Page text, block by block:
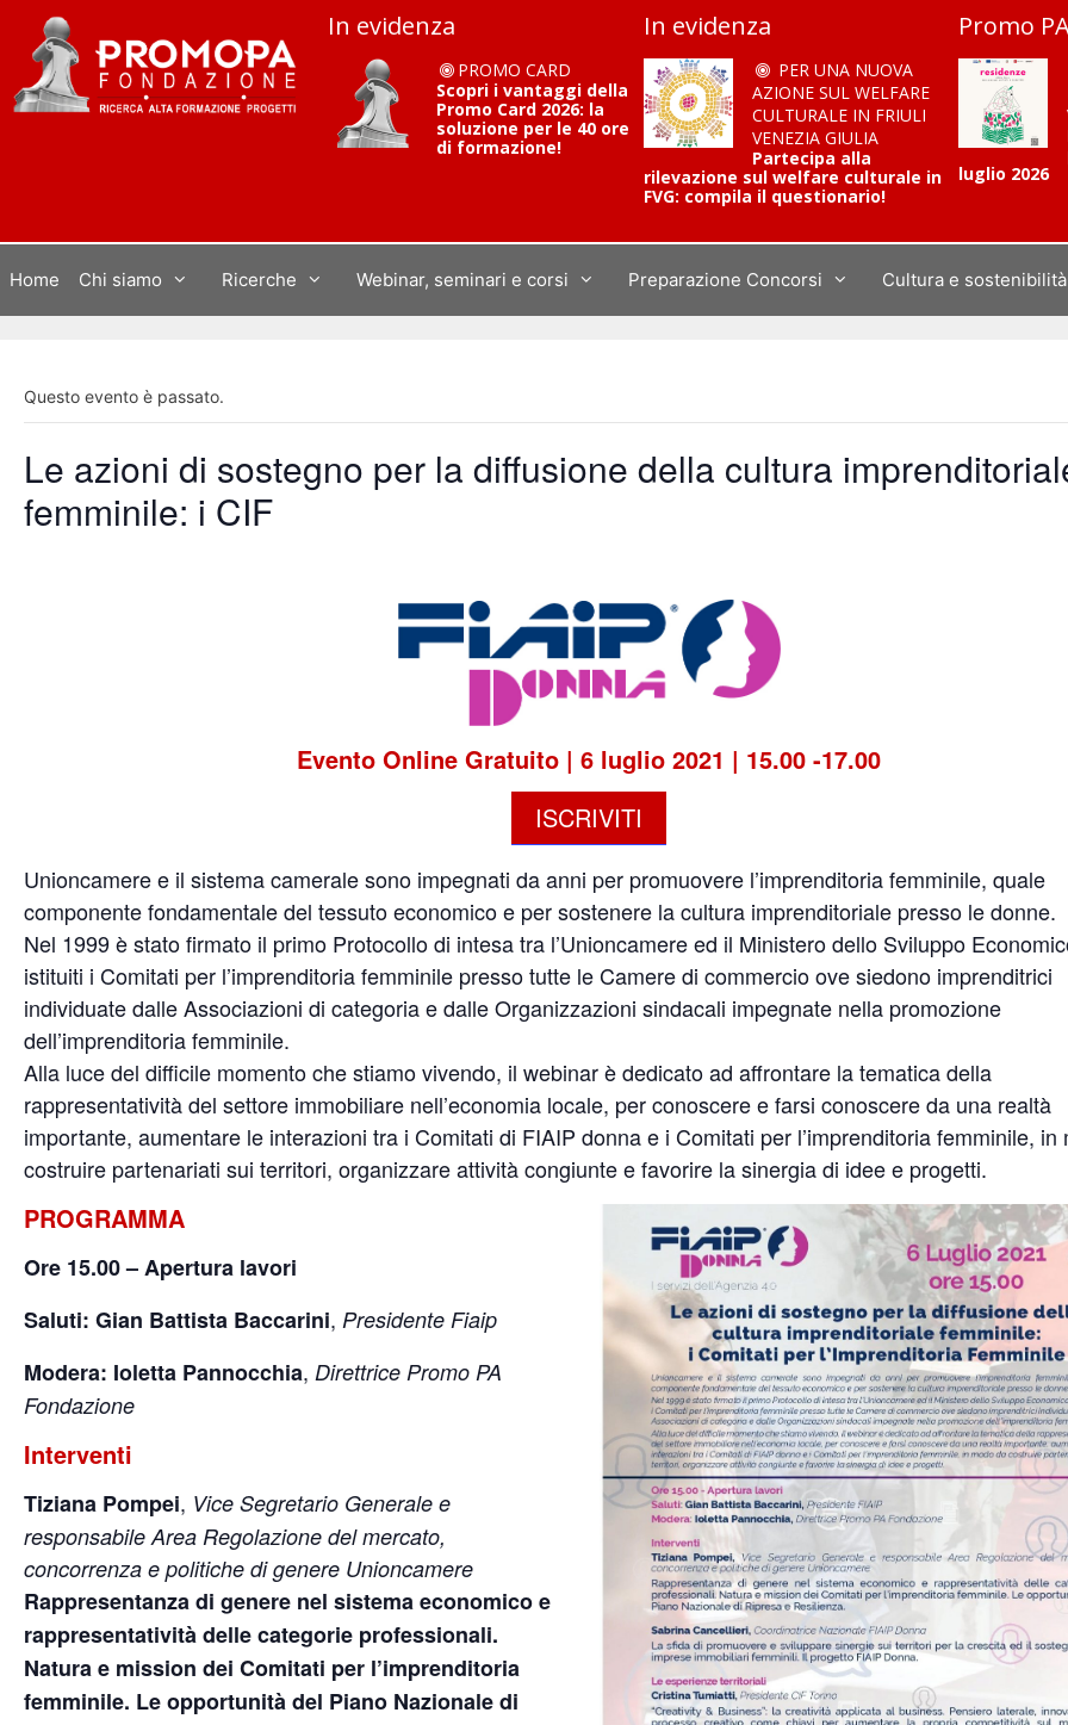
contenuto
In evidenza
PROMO CARD
Scopri i vantaggi della
Promo Card 2026: la
soluzione per le 40 ore
di formazione!
In evidenza
PER UNA NUOVA
AZIONE SUL WELFARE
CULTURALE IN FRIULI
VENEZIA GIULIA
Partecipa alla
rilevazione sul welfare culturale in
FVG: compila il questionario!
Promo
luglio 2026
Home Chi siamo Ricerche Webinar, seminari e corsi Preparazione Concorsi Cultura e sostenibilità
Questo evento è passato.
Le azioni di sostegno per la diffusione della cultura
femminile: i CIF
Evento Online Gratuito | 6 luglio 2021 | 15.00 -17.00
ISCRIVITI
Unioncamere e il sistema camerale sono impegnati da anni per promuovere l’imprenditoria femminile, quale
componente fondamentale del tessuto economico e per sostenere la cultura imprenditoriale presso le donne.
Nel 1999 è stato firmato il primo Protocollo di intesa tra l’Unioncamere ed il Ministero dello Sviluppo
istituiti i Comitati per l’imprenditoria femminile presso tutte le Camere di commercio ove siedono imprenditrici
individuate dalle Associazioni di categoria e dalle Organizzazioni sindacali impegnate nella promozione
dell’imprenditoria femminile.
Alla luce del difficile momento che stiamo vivendo, il webinar è dedicato ad affrontare la tematica della
rappresentatività del settore immobiliare nell’economia locale, per conoscere e farsi conoscere da una realtà
importante, aumentare le interazioni tra i Comitati di FIAIP donna e i Comitati per l’imprenditoria femminile, in
costruire partenariati sui territori, organizzare attività congiunte e favorire la sinergia di idee e progetti.
PROGRAMMA
Ore 15.00 – Apertura lavori
Saluti: Gian Battista Baccarini, Presidente Fiaip
Modera: Ioletta Pannocchia, Direttrice Promo PA
Fondazione
Interventi
Tiziana Pompei, Vice Segretario Generale e
responsabile Area Regolazione del mercato,
concorrenza e politiche di genere Unioncamere
Rappresentanza di genere nel sistema economico e
rappresentatività delle categorie professionali.
Natura e mission dei Comitati per l’imprenditoria
femminile. Le opportunità del Piano Nazionale di